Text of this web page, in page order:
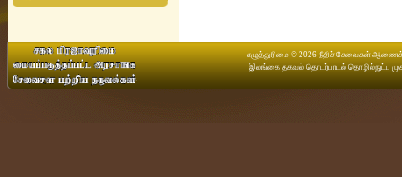
எழுத்துரிமை © 2026 நீதிச் சேவைகள்
இலங்கை தகவல் தொடர்பாடல் தொழில்நுட்ப